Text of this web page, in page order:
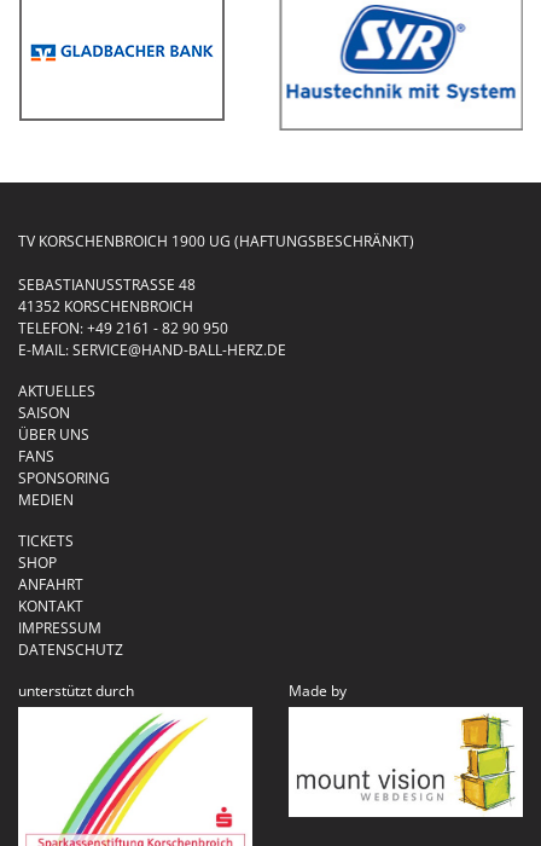
TV KORSCHENBROICH 1900 UG (HAFTUNGSBESCHRÄNKT)
SEBASTIANUSSTRASSE 48
41352 KORSCHENBROICH
TELEFON:+49 2161 - 82 90 950
E-MAIL:SERVICE@HAND-BALL-HERZ.DE
AKTUELLES
SAISON
ÜBER UNS
FANS
SPONSORING
MEDIEN
TICKETS
SHOP
ANFAHRT
KONTAKT
IMPRESSUM
DATENSCHUTZ
unterstützt durch
Made by